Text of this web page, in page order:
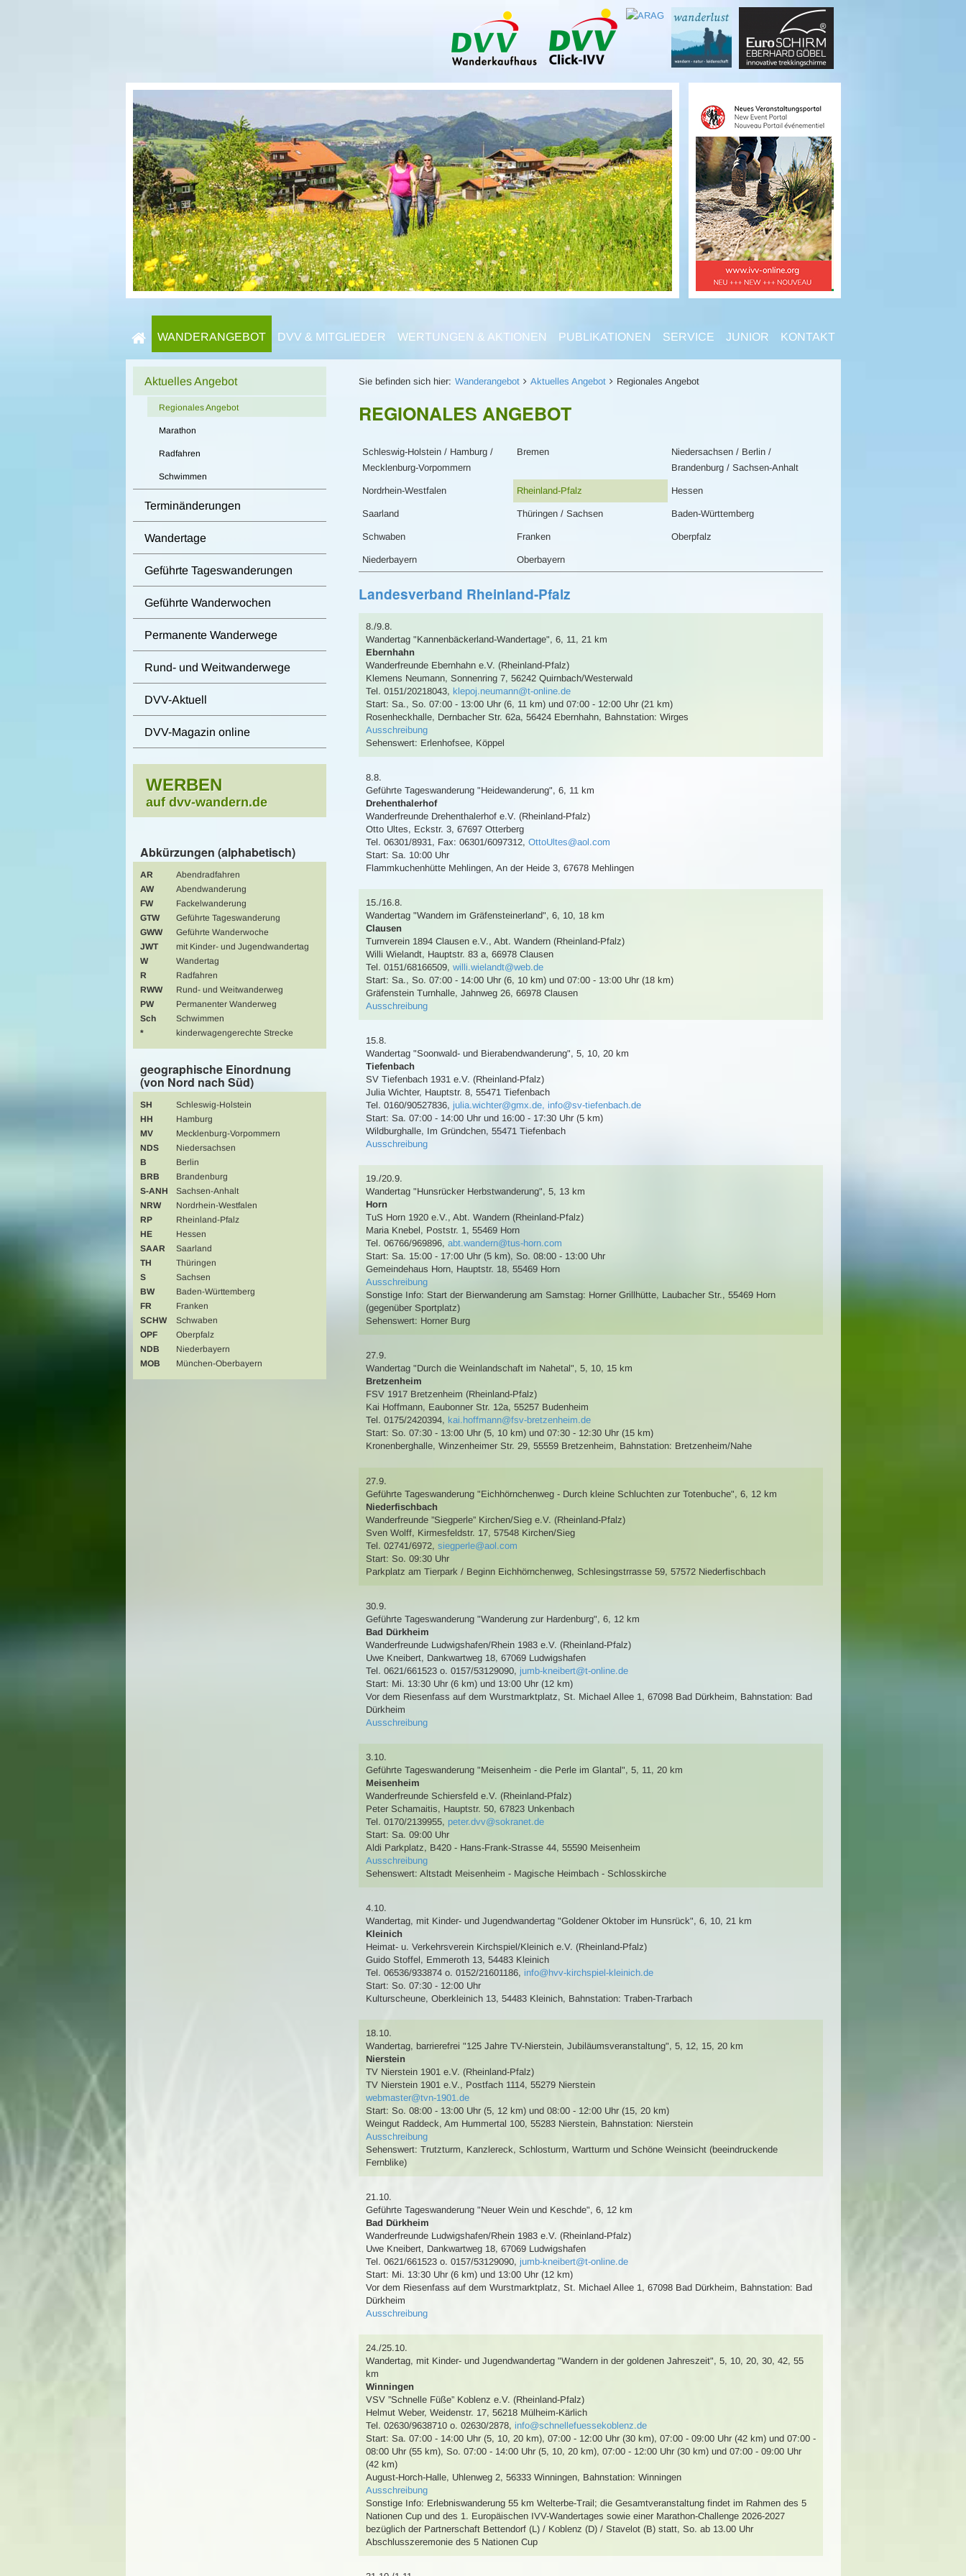
WANDERANGEBOT DVV & MITGLIEDER WERTUNGEN & AKTIONEN PUBLIKATIONEN SERVICE JUNIOR KONTAKT
Sie befinden sich hier: Wanderangebot Aktuelles Angebot Regionales Angebot
REGIONALES ANGEBOT
Schleswig-Holstein / Hamburg /
Mecklenburg-Vorpommern
Bremen
Niedersachsen / Berlin /
Brandenburg / Sachsen-Anhalt
Nordrhein-Westfalen Rheinland-Pfalz Hessen
Saarland Thüringen / Sachsen Baden-Württemberg
Schwaben Franken Oberpfalz
Niederbayern Oberbayern
Landesverband Rheinland-Pfalz
8./9.8.
Wandertag "Kannenbäckerland-Wandertage", 6, 11, 21 km
Ebernhahn
Wanderfreunde Ebernhahn e.V. (Rheinland-Pfalz)
Klemens Neumann, Sonnenring 7, 56242 Quirnbach/Westerwald
Tel. 0151/20218043, klepoj.neumann@t-online.de
Start: Sa., So. 07:00 - 13:00 Uhr (6, 11 km) und 07:00 - 12:00 Uhr (21 km)
Rosenheckhalle, Dernbacher Str. 62a, 56424 Ebernhahn, Bahnstation: Wirges
Ausschreibung
Sehenswert: Erlenhofsee, Köppel
8.8.
Geführte Tageswanderung "Heidewanderung", 6, 11 km
Drehenthalerhof
Wanderfreunde Drehenthalerhof e.V. (Rheinland-Pfalz)
Otto Ultes, Eckstr. 3, 67697 Otterberg
Tel. 06301/8931, Fax: 06301/6097312, OttoUltes@aol.com
Start: Sa. 10:00 Uhr
Flammkuchenhütte Mehlingen, An der Heide 3, 67678 Mehlingen
15./16.8.
Wandertag "Wandern im Gräfensteinerland", 6, 10, 18 km
Clausen
Turnverein 1894 Clausen e.V., Abt. Wandern (Rheinland-Pfalz)
Willi Wielandt, Hauptstr. 83 a, 66978 Clausen
Tel. 0151/68166509, willi.wielandt@web.de
Start: Sa., So. 07:00 - 14:00 Uhr (6, 10 km) und 07:00 - 13:00 Uhr (18 km)
Gräfenstein Turnhalle, Jahnweg 26, 66978 Clausen
Ausschreibung
15.8.
Wandertag "Soonwald- und Bierabendwanderung", 5, 10, 20 km
Tiefenbach
SV Tiefenbach 1931 e.V. (Rheinland-Pfalz)
Julia Wichter, Hauptstr. 8, 55471 Tiefenbach
Tel. 0160/90527836, julia.wichter@gmx.de, info@sv-tiefenbach.de
Start: Sa. 07:00 - 14:00 Uhr und 16:00 - 17:30 Uhr (5 km)
Wildburghalle, Im Gründchen, 55471 Tiefenbach
Ausschreibung
19./20.9.
Wandertag "Hunsrücker Herbstwanderung", 5, 13 km
Horn
TuS Horn 1920 e.V., Abt. Wandern (Rheinland-Pfalz)
Maria Knebel, Poststr. 1, 55469 Horn
Tel. 06766/969896, abt.wandern@tus-horn.com
Start: Sa. 15:00 - 17:00 Uhr (5 km), So. 08:00 - 13:00 Uhr
Gemeindehaus Horn, Hauptstr. 18, 55469 Horn
Ausschreibung
Sonstige Info: Start der Bierwanderung am Samstag: Horner Grillhütte, Laubacher Str., 55469 Horn
(gegenüber Sportplatz)
Sehenswert: Horner Burg
27.9.
Wandertag "Durch die Weinlandschaft im Nahetal", 5, 10, 15 km
Bretzenheim
FSV 1917 Bretzenheim (Rheinland-Pfalz)
Kai Hoffmann, Eaubonner Str. 12a, 55257 Budenheim
Tel. 0175/2420394, kai.hoffmann@fsv-bretzenheim.de
Start: So. 07:30 - 13:00 Uhr (5, 10 km) und 07:30 - 12:30 Uhr (15 km)
Kronenberghalle, Winzenheimer Str. 29, 55559 Bretzenheim, Bahnstation: Bretzenheim/Nahe
27.9.
Geführte Tageswanderung "Eichhörnchenweg - Durch kleine Schluchten zur Totenbuche", 6, 12 km
Niederfischbach
Wanderfreunde ”Siegperle” Kirchen/Sieg e.V. (Rheinland-Pfalz)
Sven Wolff, Kirmesfeldstr. 17, 57548 Kirchen/Sieg
Tel. 02741/6972, siegperle@aol.com
Start: So. 09:30 Uhr
Parkplatz am Tierpark / Beginn Eichhörnchenweg, Schlesingstrrasse 59, 57572 Niederfischbach
30.9.
Geführte Tageswanderung "Wanderung zur Hardenburg", 6, 12 km
Bad Dürkheim
Wanderfreunde Ludwigshafen/Rhein 1983 e.V. (Rheinland-Pfalz)
Uwe Kneibert, Dankwartweg 18, 67069 Ludwigshafen
Tel. 0621/661523 o. 0157/53129090, jumb-kneibert@t-online.de
Start: Mi. 13:30 Uhr (6 km) und 13:00 Uhr (12 km)
Vor dem Riesenfass auf dem Wurstmarktplatz, St. Michael Allee 1, 67098 Bad Dürkheim, Bahnstation: Bad
Dürkheim
Ausschreibung
3.10.
Geführte Tageswanderung "Meisenheim - die Perle im Glantal", 5, 11, 20 km
Meisenheim
Wanderfreunde Schiersfeld e.V. (Rheinland-Pfalz)
Peter Schamaitis, Hauptstr. 50, 67823 Unkenbach
Tel. 0170/2139955, peter.dvv@sokranet.de
Start: Sa. 09:00 Uhr
Aldi Parkplatz, B420 - Hans-Frank-Strasse 44, 55590 Meisenheim
Ausschreibung
Sehenswert: Altstadt Meisenheim - Magische Heimbach - Schlosskirche
4.10.
Wandertag, mit Kinder- und Jugendwandertag "Goldener Oktober im Hunsrück", 6, 10, 21 km
Kleinich
Heimat- u. Verkehrsverein Kirchspiel/Kleinich e.V. (Rheinland-Pfalz)
Guido Stoffel, Emmeroth 13, 54483 Kleinich
Tel. 06536/933874 o. 0152/21601186, info@hvv-kirchspiel-kleinich.de
Start: So. 07:30 - 12:00 Uhr
Kulturscheune, Oberkleinich 13, 54483 Kleinich, Bahnstation: Traben-Trarbach
18.10.
Wandertag, barrierefrei "125 Jahre TV-Nierstein, Jubiläumsveranstaltung", 5, 12, 15, 20 km
Nierstein
TV Nierstein 1901 e.V. (Rheinland-Pfalz)
TV Nierstein 1901 e.V., Postfach 1114, 55279 Nierstein
webmaster@tvn-1901.de
Start: So. 08:00 - 13:00 Uhr (5, 12 km) und 08:00 - 12:00 Uhr (15, 20 km)
Weingut Raddeck, Am Hummertal 100, 55283 Nierstein, Bahnstation: Nierstein
Ausschreibung
Sehenswert: Trutzturm, Kanzlereck, Schlosturm, Wartturm und Schöne Weinsicht (beeindruckende
Fernblike)
21.10.
Geführte Tageswanderung "Neuer Wein und Keschde", 6, 12 km
Bad Dürkheim
Wanderfreunde Ludwigshafen/Rhein 1983 e.V. (Rheinland-Pfalz)
Uwe Kneibert, Dankwartweg 18, 67069 Ludwigshafen
Tel. 0621/661523 o. 0157/53129090, jumb-kneibert@t-online.de
Start: Mi. 13:30 Uhr (6 km) und 13:00 Uhr (12 km)
Vor dem Riesenfass auf dem Wurstmarktplatz, St. Michael Allee 1, 67098 Bad Dürkheim, Bahnstation: Bad
Dürkheim
Ausschreibung
24./25.10.
Wandertag, mit Kinder- und Jugendwandertag "Wandern in der goldenen Jahreszeit", 5, 10, 20, 30, 42, 55
km
Winningen
VSV ”Schnelle Füße” Koblenz e.V. (Rheinland-Pfalz)
Helmut Weber, Weidenstr. 17, 56218 Mülheim-Kärlich
Tel. 02630/9638710 o. 02630/2878, info@schnellefuessekoblenz.de
Start: Sa. 07:00 - 14:00 Uhr (5, 10, 20 km), 07:00 - 12:00 Uhr (30 km), 07:00 - 09:00 Uhr (42 km) und 07:00 -
08:00 Uhr (55 km), So. 07:00 - 14:00 Uhr (5, 10, 20 km), 07:00 - 12:00 Uhr (30 km) und 07:00 - 09:00 Uhr
(42 km)
August-Horch-Halle, Uhlenweg 2, 56333 Winningen, Bahnstation: Winningen
Ausschreibung
Sonstige Info: Erlebniswanderung 55 km Welterbe-Trail; die Gesamtveranstaltung findet im Rahmen des 5
Nationen Cup und des 1. Europäischen IVV-Wandertages sowie einer Marathon-Challenge 2026-2027
bezüglich der Partnerschaft Bettendorf (L) / Koblenz (D) / Stavelot (B) statt, So. ab 13.00 Uhr
Abschlusszeremonie des 5 Nationen Cup
Aktuelles Angebot
Regionales Angebot
Marathon
Radfahren
Schwimmen
Terminänderungen
Wandertage
Geführte Tageswanderungen
Geführte Wanderwochen
Permanente Wanderwege
Rund- und Weitwanderwege
DVV-Aktuell
DVV-Magazin online
WERBEN
auf dvv-wandern.de
Abkürzungen (alphabetisch)
AR
Abendradfahren
AW
Abendwanderung
FW
Fackelwanderung
GTW
Geführte Tageswanderung
GWW
Geführte Wanderwoche
JWT
mit Kinder- und Jugendwandertag
W
Wandertag
R
Radfahren
RWW
Rund- und Weitwanderweg
PW
Permanenter Wanderweg
Sch
Schwimmen
*
kinderwagengerechte Strecke
geographische Einordnung
(von Nord nach Süd)
SH
Schleswig-Holstein
HH
Hamburg
MV
Mecklenburg-Vorpommern
NDS
Niedersachsen
B
Berlin
BRB
Brandenburg
S-ANH
Sachsen-Anhalt
NRW
Nordrhein-Westfalen
RP
Rheinland-Pfalz
HE
Hessen
SAAR
Saarland
TH
Thüringen
S
Sachsen
BW
Baden-Württemberg
FR
Franken
SCHW
Schwaben
OPF
Oberpfalz
NDB
Niederbayern
MOB
München-Oberbayern